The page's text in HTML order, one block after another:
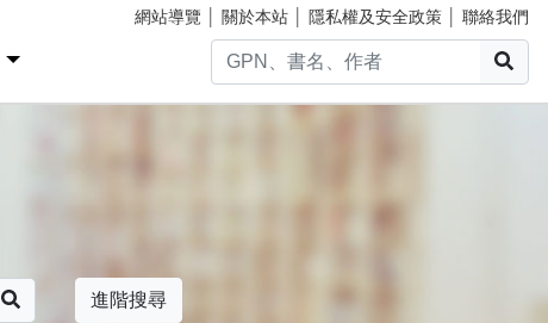
網站導覽 關於本站 隱私權及安全政策 聯絡我們
進階搜尋